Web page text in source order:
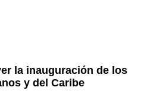
la inauguración de los
y del Caribe